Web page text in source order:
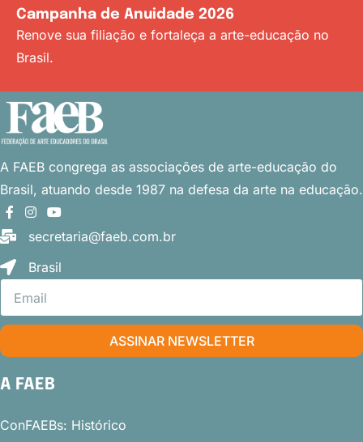
Campanha de Anuidade 2026
Renove sua filiação e fortaleça a arte-educação no
Brasil.
A FAEB congrega as associações de arte-educação do
Brasil, atuando desde 1987 na defesa da arte na educação.
secretaria@faeb.com.br
Brasil
ASSINAR NEWSLETTER
A FAEB
ConFAEBs: Histórico